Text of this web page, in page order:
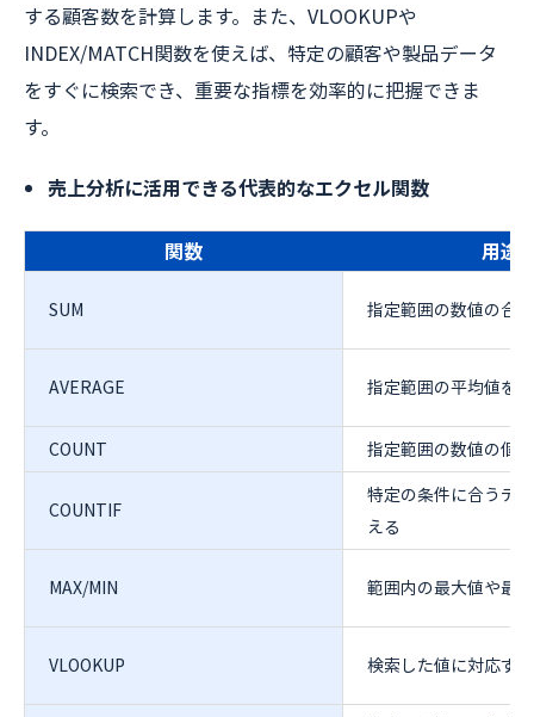
する顧客数を計算します。また、VLOOKUPや
INDEX/MATCH関数を使えば、特定の顧客や製品データ
をすぐに検索でき、重要な指標を効率的に把握できま
す。
売上分析に活用できる代表的なエクセル関数
関数 用途
SUM 指定範囲の数値の合
AVERAGE 指定範囲の平均値を
COUNT 指定範囲の数値の個
COUNTIF
特定の条件に合うデ
える
MAX/MIN 範囲内の最大値や最
VLOOKUP 検索した値に対応す